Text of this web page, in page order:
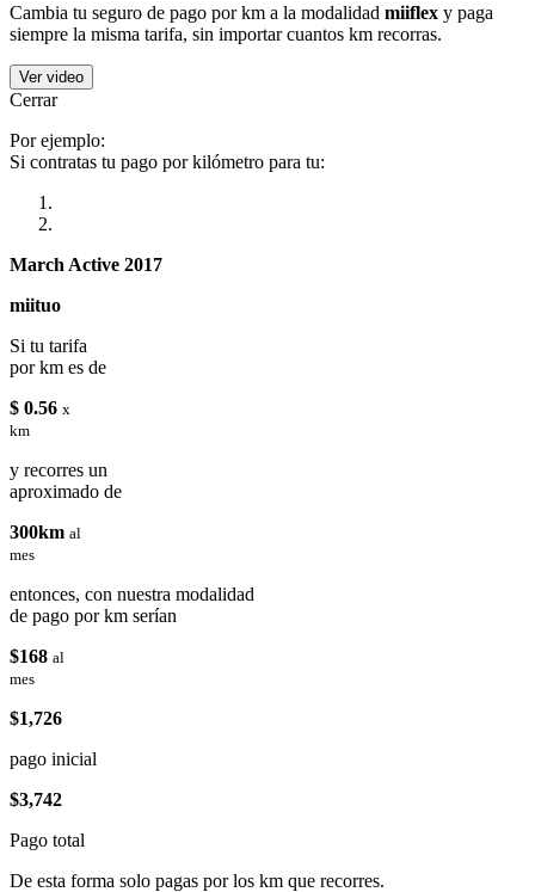
Cambia tu seguro de pago por km a la modalidad miiflex y paga
siempre la misma tarifa, sin importar cuantos km recorras.
Ver video
Cerrar
Por ejemplo:
Si contratas tu pago por kilómetro para tu:
March Active 2017
miituo
Si tu tarifa
por km es de
$ 0.56 x
km
y recorres un
aproximado de
300km al
mes
entonces, con nuestra modalidad
de pago por km serían
$168 al
mes
$1,726
pago inicial
$3,742
Pago total
De esta forma solo pagas por los km que recorres.